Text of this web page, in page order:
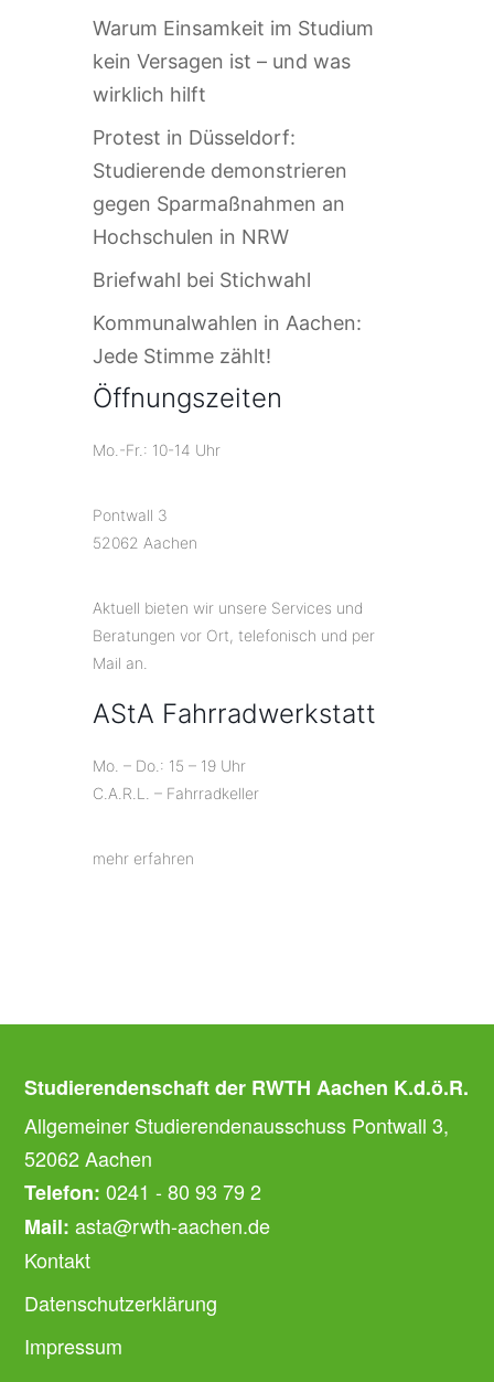
Warum Einsamkeit im Studium
kein Versagen ist – und was
wirklich hilft
Protest in Düsseldorf:
Studierende demonstrieren
gegen Sparmaßnahmen an
Hochschulen in NRW
Briefwahl bei Stichwahl
Kommunalwahlen in Aachen:
Jede Stimme zählt!
Öffnungszeiten
Mo.-Fr.: 10-14 Uhr
Pontwall 3
52062 Aachen
Aktuell bieten wir unsere Services und
Beratungen vor Ort, telefonisch und per
Mail an.
AStA Fahrradwerkstatt
Mo. – Do.: 15 – 19 Uhr
C.A.R.L. – Fahrradkeller
mehr erfahren
Studierendenschaft der RWTH Aachen K.d.ö.R.
Allgemeiner Studierendenausschuss Pontwall 3,
52062 Aachen
Telefon: 0241 - 80 93 79 2
Mail: asta@rwth-aachen.de
Kontakt
Datenschutzerklärung
Impressum